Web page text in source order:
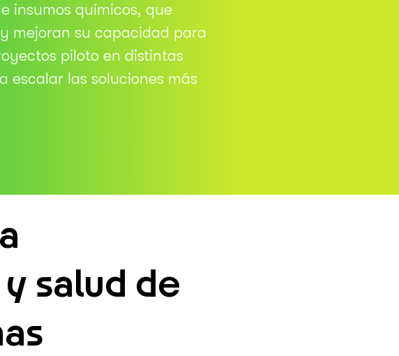
insumos químicos, que
mejoran su capacidad para
piloto en distintas
escalar las soluciones más
salud de